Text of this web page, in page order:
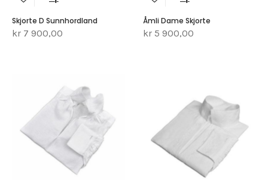
Skjorte D Sunnhordland
kr 7 900,00
Åmli Dame Skjorte
kr 5 900,00